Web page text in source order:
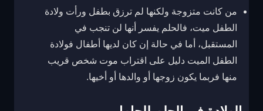
من كانت متزوجة ولكنها لم ترزق بطفل ورأت ولادة
الطفل ميت، فالحلم يفسر أنها لن تنجب في
المستقبل، أما في حالة إن كان لديها أطفال فولادة
الطفل الميت دليل على اقتراب موت شخص قريب
منها فربما يكون زوجها أو والدها أو أخيها.